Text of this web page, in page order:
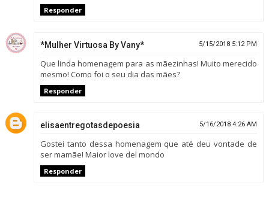
Responder
*Mulher Virtuosa By Vany* 5/15/2018 5:12 PM
Que linda homenagem para as mãezinhas! Muito merecido
mesmo! Como foi o seu dia das mães?
Responder
elisaentregotasdepoesia 5/16/2018 4:26 AM
Gostei tanto dessa homenagem que até deu vontade de
ser mamãe! Maior love del mondo
Responder